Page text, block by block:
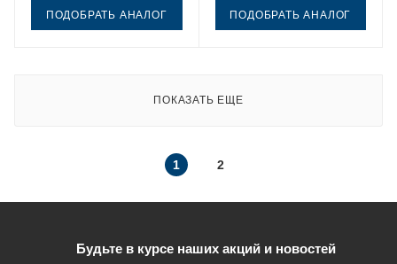
ПОДОБРАТЬ АНАЛОГ ПОДОБРАТЬ АНАЛОГ
ПОКАЗАТЬ ЕЩЕ
1 2
Будьте в курсе наших акций и новостей